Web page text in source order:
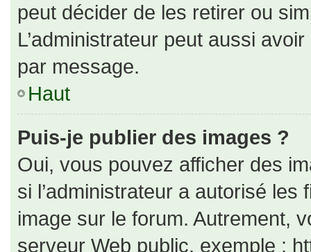
peut décider de les retirer ou
L’administrateur peut aussi
par message.
Haut
Puis-je publier des images ?
Oui, vous pouvez afficher des
si l’administrateur a autorisé
image sur le forum. Autrement,
serveur Web public, exemple :